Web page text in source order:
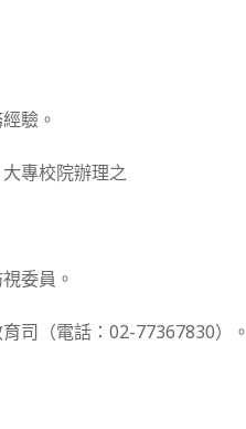
驗。
專校院辦理之
委員。
司（電話：02-77367830）。